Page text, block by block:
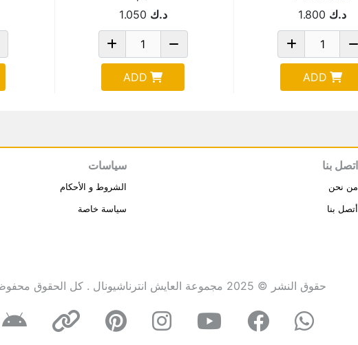
د.ك 1.800
ADD
د.ك 1.050
ADD
اتصل بنا
من نحن
أتصل بنا
سياسات
الشروط و الأحكام
سياسة خاصة
حقوق النشر © 2025 مجموعة العايش انترناشيونال . كل الحقوق محفوظة.